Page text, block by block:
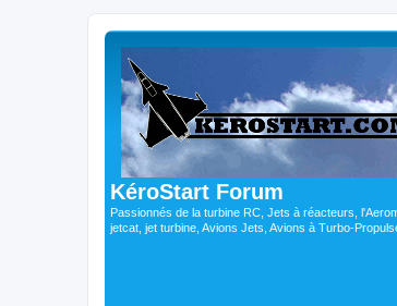
KéroStart Forum
Passionnés de la turbine RC, Jets à réacteurs,
jetcat, jet turbine, Avions Jets, Avions à Turbo-